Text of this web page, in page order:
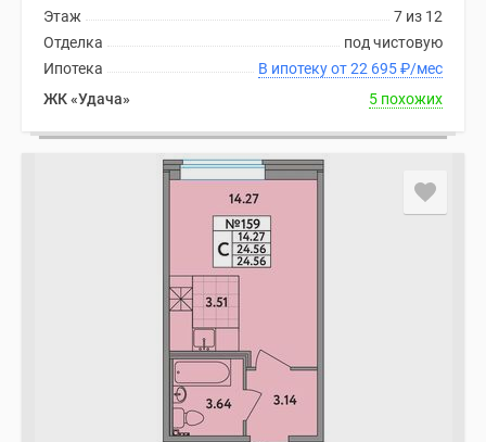
7 из 12
Этаж
под чистовую
Отделка
В ипотеку от 22 695₽/мес
Ипотека
ЖК «Удача»
5 похожих